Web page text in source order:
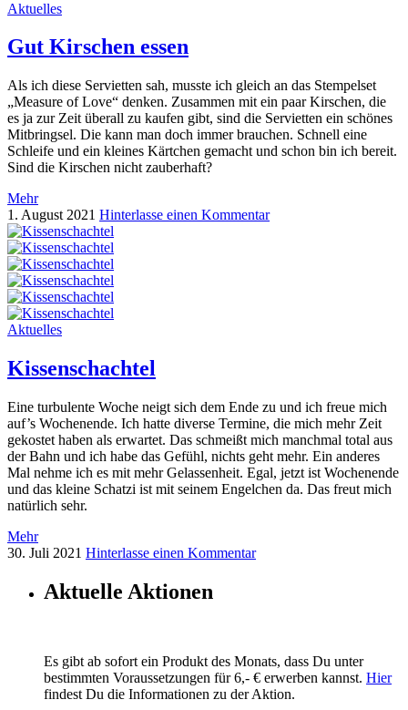
Aktuelles
Gut Kirschen essen
Als ich diese Servietten sah, musste ich gleich an das Stempelset
„Measure of Love“ denken. Zusammen mit ein paar Kirschen, die
es ja zur Zeit überall zu kaufen gibt, sind die Servietten ein schönes
Mitbringsel. Die kann man doch immer brauchen. Schnell eine
Schleife und ein kleines Kärtchen gemacht und schon bin ich bereit.
Sind die Kirschen nicht zauberhaft?
Mehr
1. August 2021 Hinterlasse einen Kommentar
Aktuelles
Kissenschachtel
Eine turbulente Woche neigt sich dem Ende zu und ich freue mich
auf’s Wochenende. Ich hatte diverse Termine, die mich mehr Zeit
gekostet haben als erwartet. Das schmeißt mich manchmal total aus
der Bahn und ich habe das Gefühl, nichts geht mehr. Ein anderes
Mal nehme ich es mit mehr Gelassenheit. Egal, jetzt ist Wochenende
und das kleine Schatzi ist mit seinem Engelchen da. Das freut mich
natürlich sehr.
Mehr
30. Juli 2021 Hinterlasse einen Kommentar
Aktuelle Aktionen
Es gibt ab sofort ein Produkt des Monats, dass Du unter
bestimmten Voraussetzungen für 6,- € erwerben kannst. Hier
findest Du die Informationen zu der Aktion.